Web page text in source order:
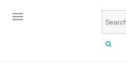
OUVRIR/FERMER LA NAVIGATION